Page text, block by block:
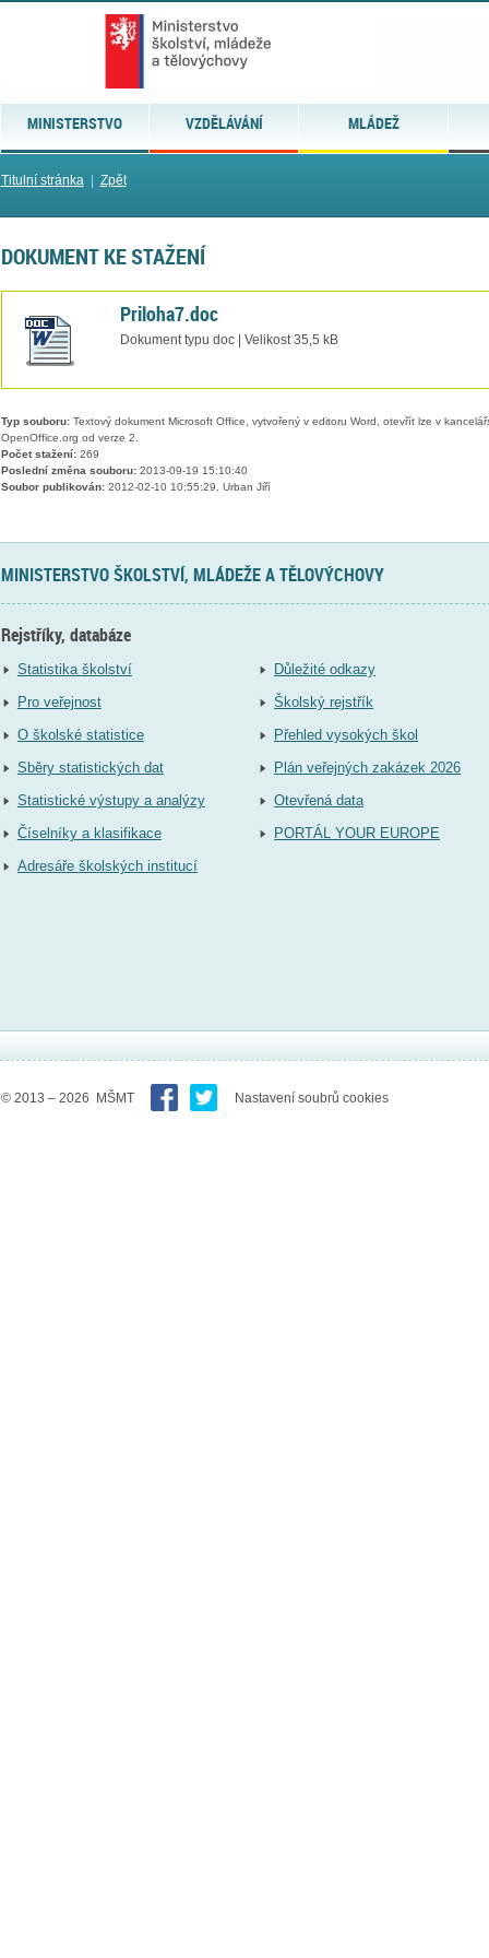
MINISTERSTVO VZDĚLÁVÁNÍ MLÁDEŽ
Titulní stránka| Zpět
DOKUMENT KE STAŽENÍ
Priloha7.doc
Dokument typu doc | Velikost 35,5 kB
Typ souboru:Textový dokument Microsoft Office, vytvořený v editoru Word, otevřít lze v
OpenOffice.org od verze 2.
Počet stažení:269
Poslední změna souboru:2013-09-19 15:10:40
Soubor publikován:2012-02-10 10:55:29, Urban Jiří
MINISTERSTVO ŠKOLSTVÍ, MLÁDEŽE A TĚLOVÝCHOVY
Rejstříky, databáze
Statistika školství
Pro veřejnost
O školské statistice
Sběry statistických dat
Statistické výstupy a analýzy
Číselníky a klasifikace
Adresáře školských institucí
Důležité odkazy
Školský rejstřík
Přehled vysokých škol
Plán veřejných zakázek 2026
Otevřená data
PORTÁL YOUR EUROPE
© 2013 – 2026 MŠMT Nastavení soubrů cookies